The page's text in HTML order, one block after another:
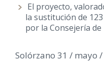
El proyecto,
la sustitución de
por la Consejería
Solórzano 31 / mayo